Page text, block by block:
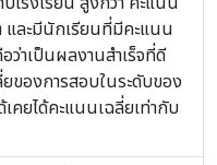
และมีนักเรียนที่มีคะแนน
ว่าเป็นผลงานสำเร็จที่ดี
ของการสอบในระดับของ
คยได้คะแนนเฉลี่ยเท่ากับ